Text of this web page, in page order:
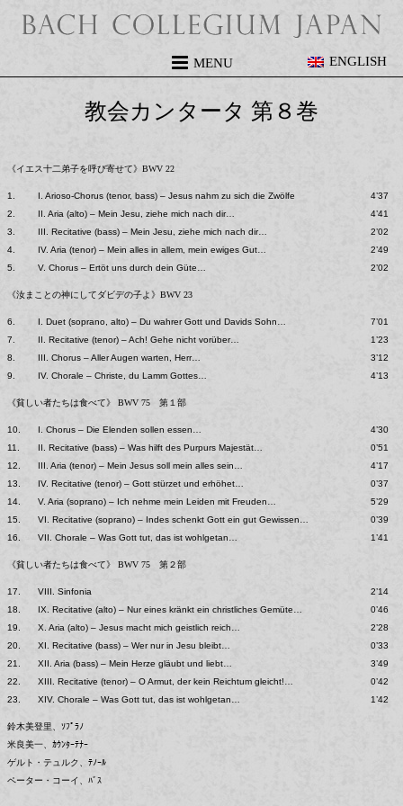
MENU ENGLISH
教会カンタータ 第８巻
《イエス十二弟子を呼び寄せて》BWV 22
1. I. Arioso-Chorus (tenor, bass) – Jesus nahm zu sich die Zwölfe
4’37
2.
II. Aria (alto) – Mein Jesu, ziehe mich nach dir…
4’41
3.
III. Recitative (bass) – Mein Jesu, ziehe mich nach dir…
2’02
4.
IV. Aria (tenor) – Mein alles in allem, mein ewiges Gut…
2’49
5.
V. Chorus – Ertöt uns durch dein Güte… 2’02
《汝まことの神にしてダビデの子よ》BWV 23
6. I. Duet (soprano, alto) – Du wahrer Gott und Davids Sohn…
7’01
7.
II. Recitative (tenor) – Ach! Gehe nicht vorüber…
1’23
8.
III. Chorus – Aller Augen warten, Herr…
3’12
9.
IV. Chorale – Christe, du Lamm Gottes… 4’13
《貧しい者たちは食べて》 BWV 75 第１部
10. I. Chorus – Die Elenden sollen essen…
4’30
11.
II. Recitative (bass) – Was hilft des Purpurs Majestät…
0’51
12.
III. Aria (tenor) – Mein Jesus soll mein alles sein…
4’17
13.
IV. Recitative (tenor) – Gott stürzet und erhöhet…
0’37
14.
V. Aria (soprano) – Ich nehme mein Leiden mit Freuden…
5’29
15.
VI. Recitative (soprano) – Indes schenkt Gott ein gut Gewissen…
0’39
16.
VII. Chorale – Was Gott tut, das ist wohlgetan… 1’41
《貧しい者たちは食べて》 BWV 75 第２部
17. VIII. Sinfonia
2’14
18.
IX. Recitative (alto) – Nur eines kränkt ein christliches Gemüte…
0’46
19.
X. Aria (alto) – Jesus macht mich geistlich reich…
2’28
20.
XI. Recitative (bass) – Wer nur in Jesu bleibt…
0’33
21.
XII. Aria (bass) – Mein Herze gläubt und liebt…
3’49
22.
XIII. Recitative (tenor) – O Armut, der kein Reichtum gleicht!…
0’42
23.
XIV. Chorale – Was Gott tut, das ist wohlgetan… 1’42
鈴木美登里、ｿﾌﾟﾗﾉ
米良美一、ｶｳﾝﾀｰﾃﾅｰ
ゲルト・テュルク、ﾃﾉｰﾙ
ペーター・コーイ、ﾊﾞｽ